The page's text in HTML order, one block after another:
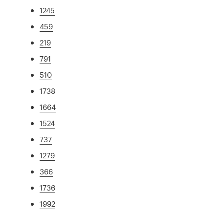
1245
459
219
791
510
1738
1664
1524
737
1279
366
1736
1992